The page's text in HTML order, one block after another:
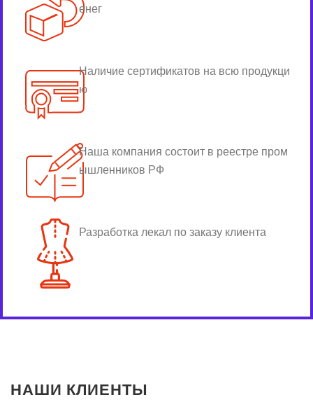
енег
Наличие сертификатов на всю продукци
ю
Наша компания состоит в реестре пром
ышленников РФ
Разработка лекал по заказу клиента
НАШИ КЛИЕНТЫ